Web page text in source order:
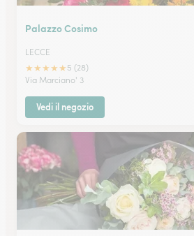
Palazzo Cosimo
LECCE
★★★★★ 5 (28)
Via Marciano' 3
Vedi il negozio